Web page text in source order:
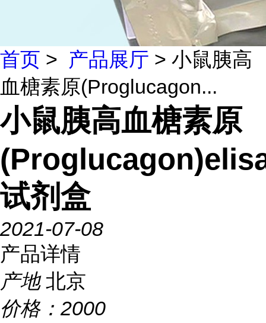
首页 > 产品展厅 > 小鼠胰高
血榶素原(Proglucagon...
小鼠胰高血榶素原
试剂盒
2021-07-08
产品详情
产地 北京
价格： 2000